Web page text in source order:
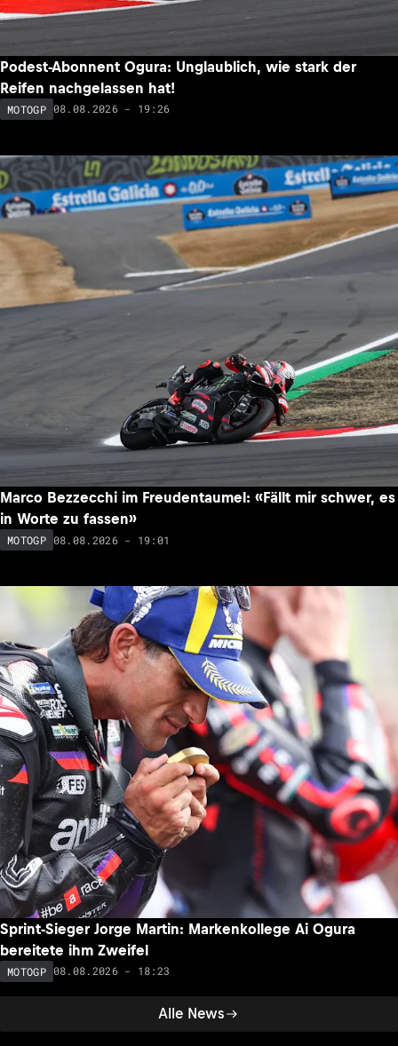
Alle News
Podest-Abonnent Ogura: Unglaublich, wie stark der
Reifen nachgelassen hat!
MOTOGP 08.08.2026 - 19:26
Marco Bezzecchi im Freudentaumel: «Fällt mir schwer, es
in Worte zu fassen»
MOTOGP 08.08.2026 - 19:01
Sprint-Sieger Jorge Martin: Markenkollege Ai Ogura
bereitete ihm Zweifel
MOTOGP 08.08.2026 - 18:23